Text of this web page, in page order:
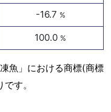
-16.7 %
100.0 %
魚」における商標(商標
す。